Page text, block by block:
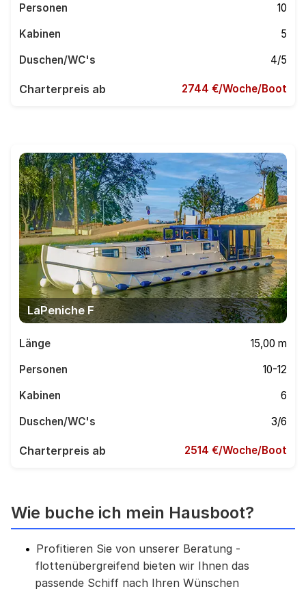
Personen
10
Kabinen
5
Duschen/WC's
4/5
Charterpreis ab 2744
LaPeniche F
Länge
15,00 m
Personen
10-12
Kabinen
6
Duschen/WC's
3/6
Charterpreis ab 2514
Wie buche ich mein Hausboot?
Profitieren Sie von unserer Beratung -
flottenübergreifend bieten wir Ihnen das
passende Schiff nach Ihren Wünschen